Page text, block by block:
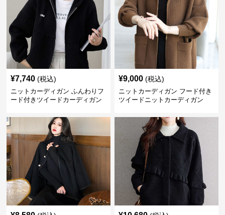
¥7,740 (税込)
ニットカーディガン ふんわりフ
ード付きツイードカーディガン
¥9,000 (税込)
ニットカーディガン フード付き
ツイードニットカーディガン